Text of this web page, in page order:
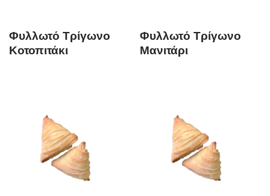
Φυλλωτό Τρίγωνο
Κοτοπιτάκι
Φυλλωτό Τρίγωνο
Μανιτάρι